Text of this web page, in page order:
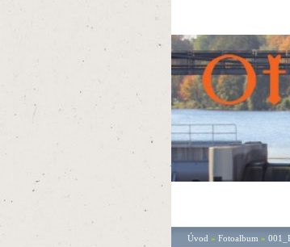
Úvod » Fotoalbum »